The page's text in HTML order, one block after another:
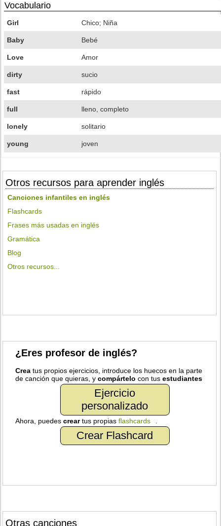
Vocabulario
Girl Chico; Niña
Baby Bebé
Love Amor
dirty sucio
fast rápido
full lleno, completo
lonely solitario
young joven
Otros recursos para aprender inglés
Canciones infantiles en inglés
Flashcards
Frases más usadas en inglés
Gramática
Blog
Otros recursos...
¿Eres profesor de inglés?
Crea tus propios ejercicios, introduce los huecos en la parte
de canción que quieras, ycompártelo con tusestudiantes
Ejercicio
personalizado
Ahora, puedescreartus propiasflashcards
Crear Flashcard
Otras canciones